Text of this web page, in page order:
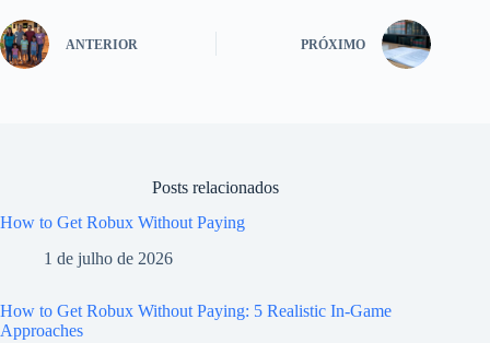
ANTERIOR PRÓXIMO
Posts relacionados
How to Get Robux Without Paying
1 de julho de 2026
How to Get Robux Without Paying: 5 Realistic In-Game
Approaches